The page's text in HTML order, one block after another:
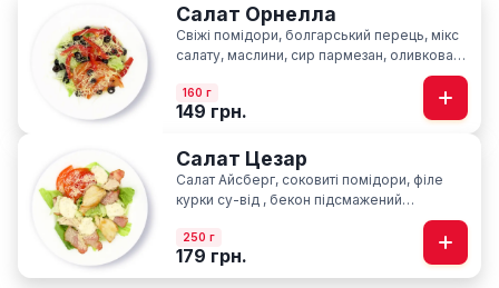
Салат Орнелла
Свіжі помідори, болгарський перець, мікс
салату, маслини, сир пармезан, оливкова
160 г
149 грн.
Салат Цезар
Салат Айсберг, соковиті помідори, філе
курки су-від , бекон підсмажений
слайсами, сир пармезан, фірмовий соус
Цезар
250 г
179 грн.